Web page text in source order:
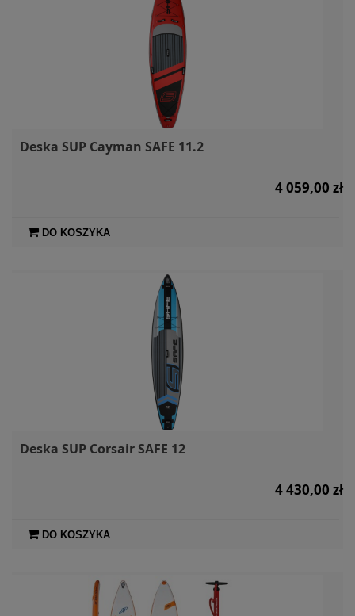
Deska SUP Cayman SAFE 11.2
4 059,00 zł
DO KOSZYKA
Deska SUP Corsair SAFE 12
4 430,00 zł
DO KOSZYKA